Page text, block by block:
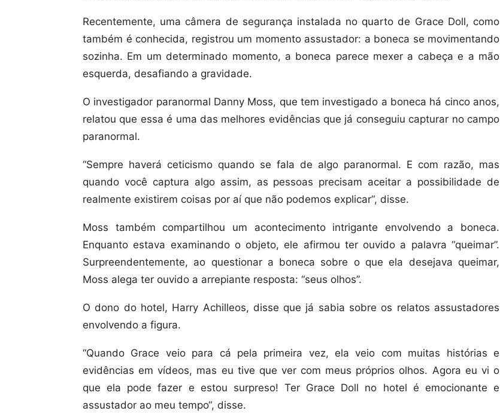
Recentemente, uma câmera de segurança instalada no quarto de Grace Doll, como
também é conhecida, registrou um momento assustador: a boneca se movimentando
sozinha. Em um determinado momento, a boneca parece mexer a cabeça e a mão
esquerda, desafiando a gravidade.
O investigador paranormal Danny Moss, que tem investigado a boneca há cinco anos,
relatou que essa é uma das melhores evidências que já conseguiu capturar no campo
paranormal.
“Sempre haverá ceticismo quando se fala de algo paranormal. E com razão, mas
quando você captura algo assim, as pessoas precisam aceitar a possibilidade de
realmente existirem coisas por aí que não podemos explicar“, disse.
Moss também compartilhou um acontecimento intrigante envolvendo a boneca.
Enquanto estava examinando o objeto, ele afirmou ter ouvido a palavra “queimar”.
Surpreendentemente, ao questionar a boneca sobre o que ela desejava queimar,
Moss alega ter ouvido a arrepiante resposta: “seus olhos”.
O dono do hotel, Harry Achilleos, disse que já sabia sobre os relatos assustadores
envolvendo a figura.
“Quando Grace veio para cá pela primeira vez, ela veio com muitas histórias e
evidências em vídeos, mas eu tive que ver com meus próprios olhos. Agora eu vi o
que ela pode fazer e estou surpreso! Ter Grace Doll no hotel é emocionante e
assustador ao meu tempo“, disse.